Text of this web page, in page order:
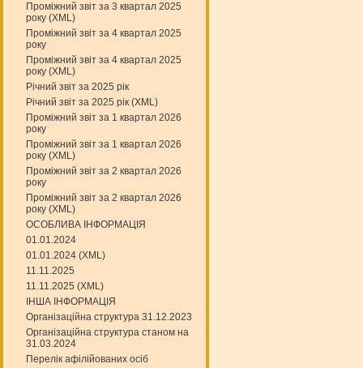
Проміжний звіт за 3 квартал 2025
року (XML)
Проміжний звіт за 4 квартал 2025
року
Проміжний звіт за 4 квартал 2025
року (XML)
Річний звіт за 2025 рік
Річний звіт за 2025 рік (XML)
Проміжний звіт за 1 квартал 2026
року
Проміжний звіт за 1 квартал 2026
року (XML)
Проміжний звіт за 2 квартал 2026
року
Проміжний звіт за 2 квартал 2026
року (XML)
ОСОБЛИВА ІНФОРМАЦІЯ
01.01.2024
01.01.2024 (XML)
11.11.2025
11.11.2025 (XML)
ІНША ІНФОРМАЦІЯ
Організаційна структура 31.12.2023
Організаційна структура станом на
31.03.2024
Перелік афілійованих осіб